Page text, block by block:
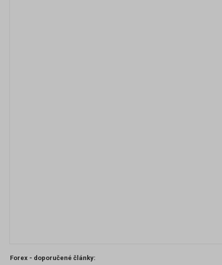
Forex - doporučené články: